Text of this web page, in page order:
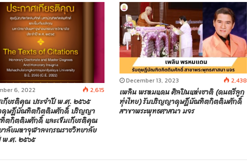
6, 2022 2,615
กียรติคุณ ประจำปี พ.ศ. ๒๕๖๕
ษฎีบัณฑิตกิตติมศักดิ์ ปริญญา
ตกิตติมศักดิ์ และเข็มเกียรติคุณ
ลัยมหาจุฬาลงกรณราชวิทยาลัย
พ.ศ. ๒๕๖๕
December 13, 2023 2,438
เพลิน พรหมแดน ศิลปินแห่งชาติ (ดนตรีลูก
ทุ่งไทย) รับปริญญาดุษฎีบัณฑิตกิตติมศักดิ์
สาขาพระพุทธศาสนา มจร